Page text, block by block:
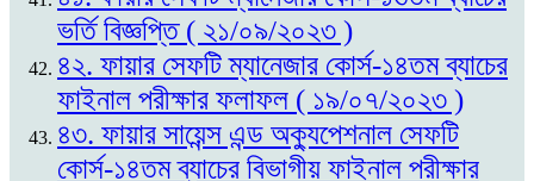
ভর্তি বিজ্ঞপ্তি ( ২১/০৯/২০২৩ )
৪২. ফায়ার সেফটি ম্যানেজার কোর্স-১৪তম ব্যাচের
ফাইনাল পরীক্ষার ফলাফল ( ১৯/০৭/২০২৩ )
৪৩. ফায়ার সায়েন্স এন্ড অক্যুপেশনাল সেফটি
কোর্স-১৪তম ব্যাচের বিভাগীয় ফাইনাল পরীক্ষার